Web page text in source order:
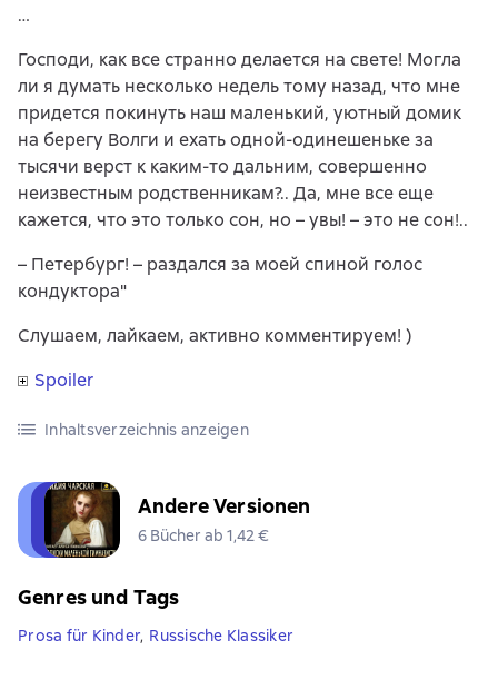
…
Господи, как все странно делается на свете! Могла
ли я думать несколько недель тому назад, что мне
придется покинуть наш маленький, уютный домик
на берегу Волги и ехать одной-одинешеньке за
тысячи верст к каким-то дальним, совершенно
неизвестным родственникам?.. Да, мне все еще
кажется, что это только сон, но – увы! – это не сон!..
– Петербург! – раздался за моей спиной голос
кондуктора"
Слушаем, лайкаем, активно комментируем! )
Spoiler
Inhaltsverzeichnis anzeigen
Andere Versionen
6 Bücher ab 1,42 €
Genres und Tags
Prosa für Kinder, Russische Klassiker